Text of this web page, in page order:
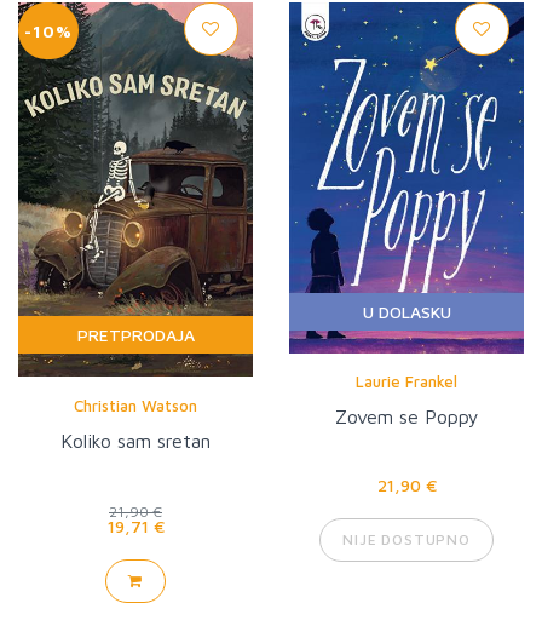
-10%
PRETPRODAJA
Christian Watson
Koliko sam sretan
21,90 €
19,71 €
U DOLASKU
Laurie Frankel
Zovem se Poppy
21,90 €
NIJE DOSTUPNO